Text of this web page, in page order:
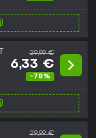
29,99 €
6,33 €
-78%
29,99 €